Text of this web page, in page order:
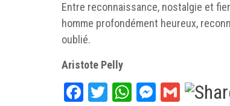
Entre reconnaissance, nostalgie et
homme profondément heureux,
oublié.
Aristote Pelly
Facebook
TwitterWhatsApp
Gmail